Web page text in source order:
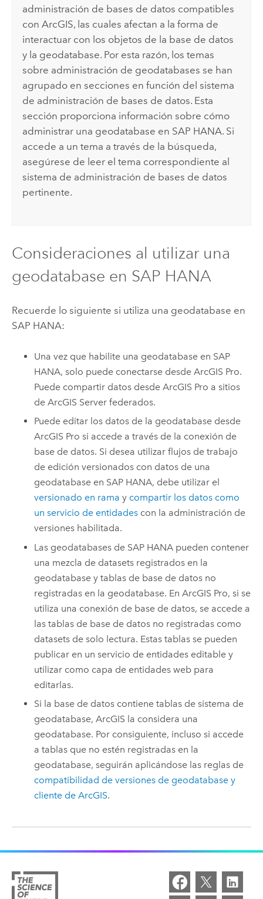
administración de bases de datos compatibles
con ArcGIS, las cuales afectan a la forma de
interactuar con los objetos de la base de datos
y la geodatabase. Por esta razón, los temas
sobre administración de geodatabases se han
agrupado en secciones en función del sistema
de administración de bases de datos. Esta
sección proporciona información sobre cómo
administrar una geodatabase en SAP HANA. Si
accede a un tema a través de la búsqueda,
asegúrese de leer el tema correspondiente al
sistema de administración de bases de datos
pertinente.
Consideraciones al utilizar una
geodatabase en SAP HANA
Recuerde lo siguiente si utiliza una geodatabase en
SAP HANA:
Una vez que habilite una geodatabase en SAP
HANA, solo puede conectarse desdeArcGIS Pro.
Puede compartir datos desdeArcGIS Pro a sitios
deArcGIS Server federados.
Puede editar los datos de la geodatabase desde
ArcGIS Pro si accede a través de la conexión de
base de datos. Si desea utilizar flujos de trabajo
de edición versionados con datos de una
geodatabase en SAP HANA, debe utilizar el
versionado en rama y compartir los datos como
un servicio de entidades con la administración de
versiones habilitada.
Las geodatabases de SAP HANA pueden contener
una mezcla de datasets registrados en la
geodatabase y tablas de base de datos no
registradas en la geodatabase. EnArcGIS Pro, si se
utiliza una conexión de base de datos, se accede a
las tablas de base de datos no registradas como
datasets de solo lectura. Estas tablas se pueden
publicar en un servicio de entidades editable y
utilizar como capa de entidades web para
editarlas.
Si la base de datos contiene tablas de sistema de
geodatabase, ArcGIS la considera una
geodatabase. Por consiguiente, incluso si accede
a tablas que no estén registradas en la
geodatabase, seguirán aplicándose las reglas de
compatibilidad de versiones de geodatabase y
cliente de ArcGIS.